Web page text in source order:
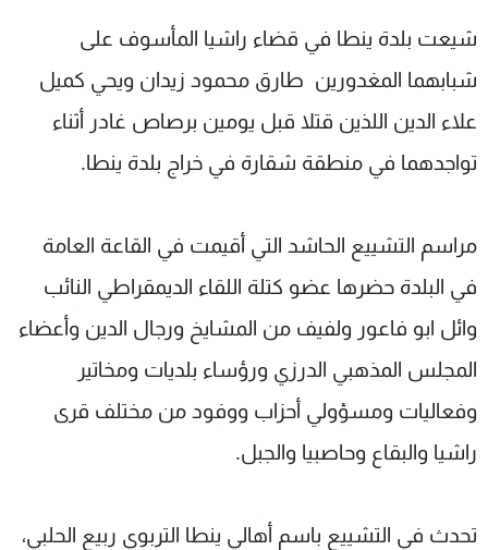
شيعت بلدة ينطا في قضاء راشيا المأسوف على
شبابهما المغدورين طارق محمود زيدان ويحي كميل
علاء الدين اللذين قتلا قبل يومين برصاص غادر أثناء
تواجدهما في منطقة شقارة في خراج بلدة ينطا.
مراسم التشييع الحاشد التي أقيمت في القاعة العامة
في البلدة حضرها عضو كتلة اللقاء الديمقراطي النائب
وائل ابو فاعور ولفيف من المشايخ ورجال الدين وأعضاء
المجلس المذهبي الدرزي ورؤساء بلديات ومخاتير
وفعاليات ومسؤولي أحزاب ووفود من مختلف قرى
راشيا والبقاع وحاصبيا والجبل.
تحدث في التشييع باسم أهالي ينطا التربوي ربيع الحلبي،
الترددات
عن MTV
لاعلاناتكم
وظائف
شروط الإسـتخدام